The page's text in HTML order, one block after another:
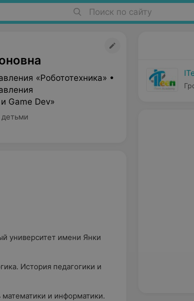
Поиск по сайту
«Робототехника» •
Game Dev»
университет имени Янки
История педагогики и
и информатики.